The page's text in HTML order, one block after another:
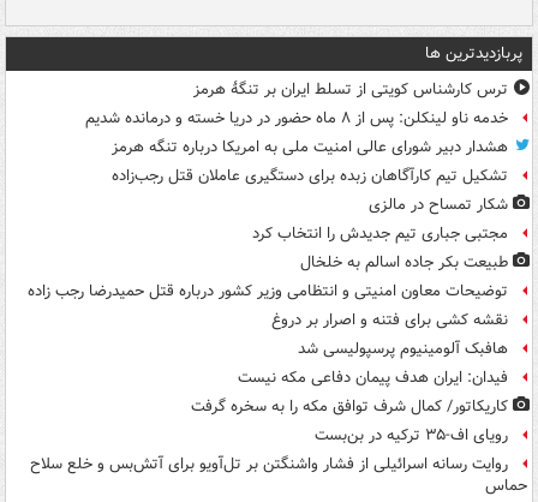
پربازدیدترین ها
ترس کارشناس کویتی از تسلط ایران بر تنگۀ هرمز
خدمه ناو لینکلن: پس از ۸ ماه حضور در دریا خسته و درمانده‌ شدیم
هشدار دبیر شورای عالی امنیت ملی به امریکا درباره تنگه هرمز
تشکیل تیم کارآگاهان زبده برای دستگیری عاملان قتل رجب‌زاده
شکار تمساح در مالزی
مجتبی جباری تیم جدیدش را انتخاب کرد
طبیعت بکر جاده اسالم به خلخال
توضیحات معاون امنیتی و انتظامی وزیر کشور درباره قتل حمیدرضا رجب زاده
نقشه کشی برای فتنه و اصرار بر دروغ
هافبک آلومینیوم پرسپولیسی شد
فیدان: ایران هدف پیمان دفاعی مکه نیست
کاریکاتور/ کمال شرف توافق مکه را به سخره گرفت
رویای اف-۳۵ ترکیه در بن‌بست
روایت رسانه اسرائیلی از فشار واشنگتن بر تل‌آویو برای آتش‌بس و خلع سلاح
حماس